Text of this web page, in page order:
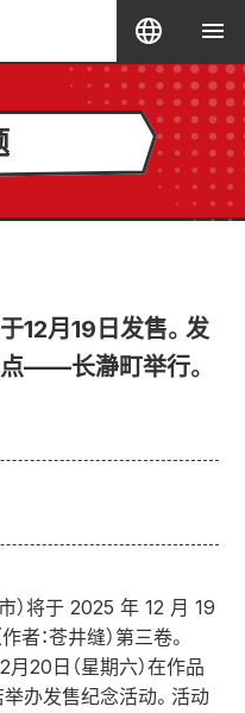
12月19日发售。发
——长瀞町举行。
）将于 2025 年 12 月 19
者：苍井缝）第三卷。
20日（星期六）在作品
办发售纪念活动。活动